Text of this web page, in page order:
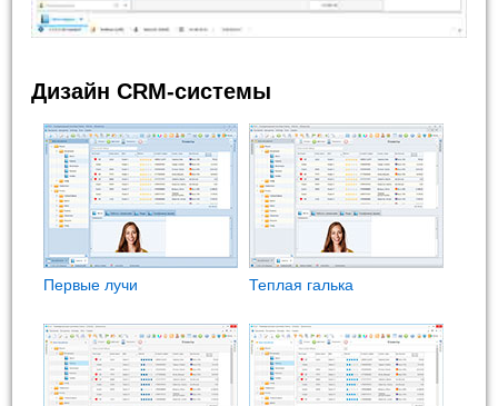
Дизайн CRM-системы
Первые лучи Теплая галька